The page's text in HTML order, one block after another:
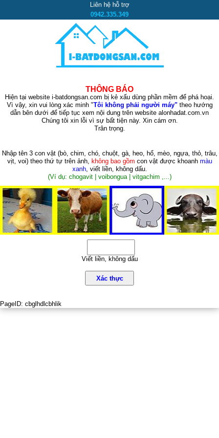
Liên hệ hỗ trợ
0942.335.349
THÔNG BÁO
Hiện tại website i-batdongsan.com bị kẻ xấu dùng phần mềm để phá hoại.
Vì vậy, xin vui lòng xác minh "Tôi không phải người máy"theo hướng
dẫn bên dưới để tiếp tục xem nội dung trên website alonhadat.com.vn
Chúng tôi xin lỗi vì sự bất tiện này. Xin cám ơn.
Trân trọng.
Nhập tên 3 con vật (bò, chim, chó, chuột, gà, heo, hổ, mèo, ngựa, thỏ, trâu,
vịt, voi)theo thứ tự trên ảnh, không bao gồm con vật được khoanh màu
xanh, viết liền, không dấu.
(Ví dụ: chogavit | voibongua | vitgachim ,...)
Viết liền, không dấu
Xác thực
PageID: cbglhdlcbhlik